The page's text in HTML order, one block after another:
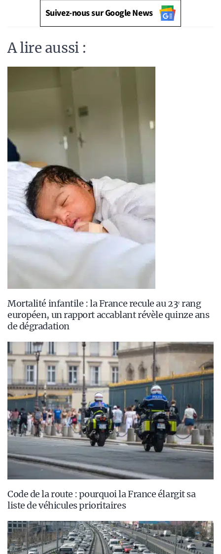
Suivez-nous sur Google News
A lire aussi :
Mortalité infantile : la France recule au 23ᵉ rang
européen, un rapport accablant révèle quinze ans
de dégradation
Code de la route : pourquoi la France élargit sa
liste de véhicules prioritaires